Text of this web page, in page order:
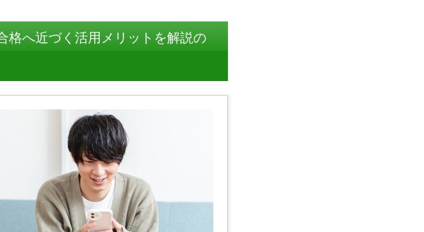
格へ近づく活用メリットを解説の